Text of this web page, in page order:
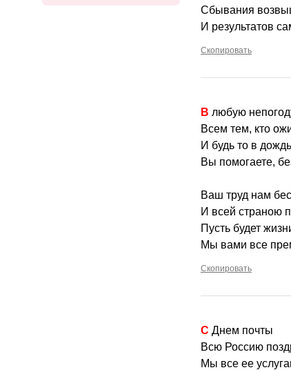
Сбывания
И результатов
Скопировать
В любую
Всем тем, кто
И будь то в
Вы помогаете,
Ваш труд нам
И всей страною
Пусть будет
Мы вами все
Скопировать
С Днем почты
Всю Россию
Мы все ее